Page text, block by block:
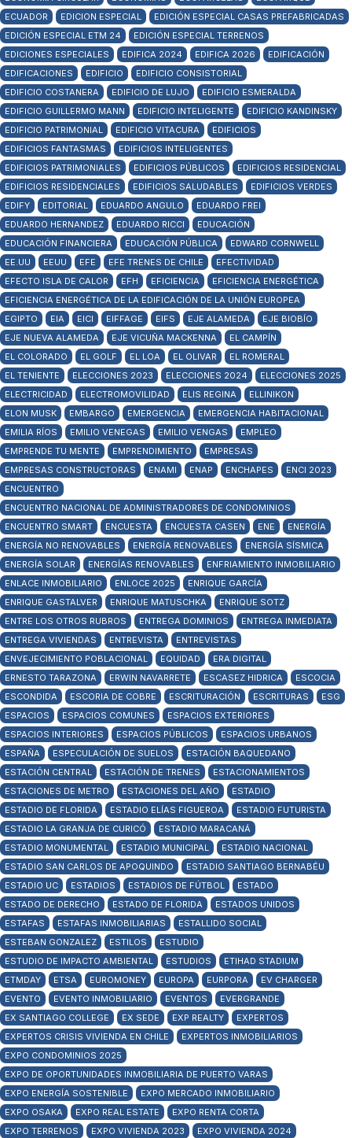
ECUADOR
EDICION ESPECIAL
EDICIÓN ESPECIAL CASAS PREFABRICADAS
EDICIÓN ESPECIAL ETM 24
EDICIÓN ESPECIAL TERRENOS
EDICIONES ESPECIALES
EDIFICA 2024 EDIFICA 2026
EDIFICACIÓN
EDIFICACIONES
EDIFICIO
EDIFICIO CONSISTORIAL
EDIFICIO COSTANERA
EDIFICIO DE LUJO
EDIFICIO ESMERALDA
EDIFICIO GUILLERMO MANN
EDIFICIO INTELIGENTE
EDIFICIO KANDINSKY
EDIFICIO PATRIMONIAL
EDIFICIO VITACURA
EDIFICIOS
EDIFICIOS FANTASMAS
EDIFICIOS INTELIGENTES
EDIFICIOS PATRIMONIALES
EDIFICIOS PÚBLICOS
EDIFICIOS RESIDENCIAL
EDIFICIOS RESIDENCIALES
EDIFICIOS SALUDABLES
EDIFICIOS VERDES
EDIFY
EDITORIAL EDUARDO ANGULO
EDUARDO FREI
EDUARDO HERNANDEZ
EDUARDO RICCI
EDUCACIÓN
EDUCACIÓN FINANCIERA
EDUCACIÓN PÚBLICA
EDWARD CORNWELL
EE.UU
EEUU EFE EFE TRENES DE CHILE
EFECTIVIDAD
EFECTO ISLA DE CALOR
EFH EFICIENCIA
EFICIENCIA ENERGÉTICA
EFICIENCIA ENERGÉTICA DE LA EDIFICACIÓN DE LA UNIÓN EUROPEA
EGIPTO
EIA EICI EIFFAGE EIFS EJE ALAMEDA
EJE BIOBÍO
EJE NUEVA ALAMEDA
EJE VICUÑA MACKENNA
EL CAMPÍN
EL COLORADO
EL GOLF EL LOA EL OLIVAR
EL ROMERAL
EL TENIENTE
ELECCIONES 2023 ELECCIONES 2024
ELECCIONES 2025
ELECTRICIDAD
ELECTROMOVILIDAD ELIS REGINA
ELLINIKON
ELON MUSK
EMBARGO EMERGENCIA
EMERGENCIA HABITACIONAL
EMILIA RÍOS
EMILIO VENEGAS EMILIO VENGAS
EMPLEO
EMPRENDE TU MENTE
EMPRENDIMIENTO
EMPRESAS
EMPRESAS CONSTRUCTORAS
ENAMI ENAP ENCHAPES
ENCI 2023
ENCUENTRO
ENCUENTRO NACIONAL DE ADMINISTRADORES DE CONDOMINIOS
ENCUENTRO SMART
ENCUESTA ENCUESTA CASEN ENE
ENERGÍA
ENERGÍA NO RENOVABLES
ENERGÍA RENOVABLES
ENERGÍA SÍSMICA
ENERGÍA SOLAR
ENERGÍAS RENOVABLES
ENFRIAMIENTO INMOBILIARIO
ENLACE INMOBILIARIO
ENLOCE 2025
ENRIQUE GARCÍA
ENRIQUE GASTALVER
ENRIQUE MATUSCHKA
ENRIQUE SOTZ
ENTRE LOS OTROS RUBROS
ENTREGA DOMINIOS
ENTREGA INMEDIATA
ENTREGA VIVIENDAS
ENTREVISTA
ENTREVISTAS
ENVEJECIMIENTO POBLACIONAL
EQUIDAD
ERA DIGITAL
ERNESTO TARAZONA
ERWIN NAVARRETE ESCASEZ HIDRICA
ESCOCIA
ESCONDIDA
ESCORIA DE COBRE ESCRITURACIÓN ESCRITURAS
ESG
ESPACIOS
ESPACIOS COMUNES
ESPACIOS EXTERIORES
ESPACIOS INTERIORES
ESPACIOS PÚBLICOS
ESPACIOS URBANOS
ESPAÑA
ESPECULACIÓN DE SUELOS
ESTACIÓN BAQUEDANO
ESTACIÓN CENTRAL
ESTACIÓN DE TRENES
ESTACIONAMIENTOS
ESTACIONES DE METRO
ESTACIONES DEL AÑO
ESTADIO
ESTADIO DE FLORIDA
ESTADIO ELÍAS FIGUEROA
ESTADIO FUTURISTA
ESTADIO LA GRANJA DE CURICÓ
ESTADIO MARACANÁ
ESTADIO MONUMENTAL
ESTADIO MUNICIPAL
ESTADIO NACIONAL
ESTADIO SAN CARLOS DE APOQUINDO
ESTADIO SANTIAGO BERNABÉU
ESTADIO UC
ESTADIOS ESTADIOS DE FÚTBOL
ESTADO
ESTADO DE DERECHO
ESTADO DE FLORIDA
ESTADOS UNIDOS
ESTAFAS
ESTAFAS INMOBILIARIAS
ESTALLIDO SOCIAL
ESTEBAN GONZALEZ
ESTILOS
ESTUDIO
ESTUDIO DE IMPACTO AMBIENTAL
ESTUDIOS
ETIHAD STADIUM
ETMDAY
ETSA EUROMONEY EUROPA EURPORA
EV CHARGER
EVENTO
EVENTO INMOBILIARIO EVENTOS
EVERGRANDE
EX SANTIAGO COLLEGE
EX SEDE EXP REALTY
EXPERTOS
EXPERTOS CRISIS VIVIENDA EN CHILE
EXPERTOS INMOBILIARIOS
EXPO CONDOMINIOS 2025
EXPO DE OPORTUNIDADES INMOBILIARIA DE PUERTO VARAS
EXPO ENERGÍA SOSTENIBLE
EXPO MERCADO INMOBILIARIO
EXPO OSAKA
EXPO REAL ESTATE
EXPO RENTA CORTA
EXPO TERRENOS
EXPO VIVIENDA 2023
EXPO VIVIENDA 2024